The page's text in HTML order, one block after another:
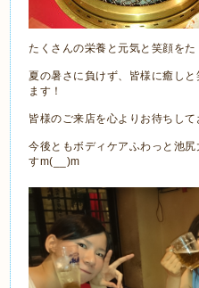
たくさんの栄養と元気と笑顔を
夏の暑さに負けず、皆様に癒し
ます！
皆様のご来店を心よりお待ちし
今後ともボディケアふわっと池
すm(__)m